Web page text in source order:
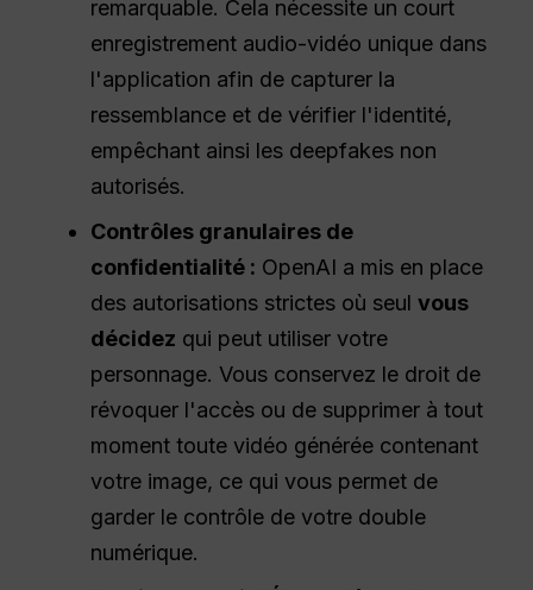
remarquable. Cela nécessite un court
enregistrement audio-vidéo unique dans
l'application afin de capturer la
ressemblance et de vérifier l'identité,
empêchant ainsi les deepfakes non
autorisés.
Contrôles granulaires de
confidentialité : OpenAI a mis en place
des autorisations strictes où seulvous
décidez qui peut utiliser votre
personnage. Vous conservez le droit de
révoquer l'accès ou de supprimer à tout
moment toute vidéo générée contenant
votre image, ce qui vous permet de
garder le contrôle de votre double
numérique.